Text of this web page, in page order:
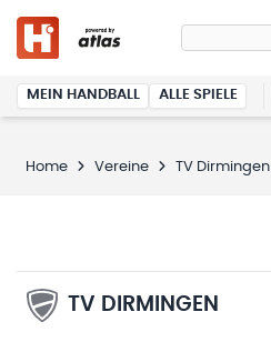
MEIN HANDBALL ALLE SPIELE
Home Vereine TV Dirmingen
TV DIRMINGEN